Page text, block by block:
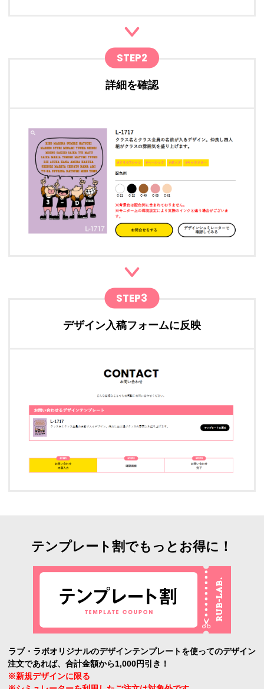
STEP2
詳細を確認
STEP3
デザイン入稿フォームに反映
テンプレート割でもっとお得に！
ラブ・ラボオリジナルのデザインテンプレートを使ってのデザイン
注文であれば、合計金額から1,000円引き！
※新規デザインに限る